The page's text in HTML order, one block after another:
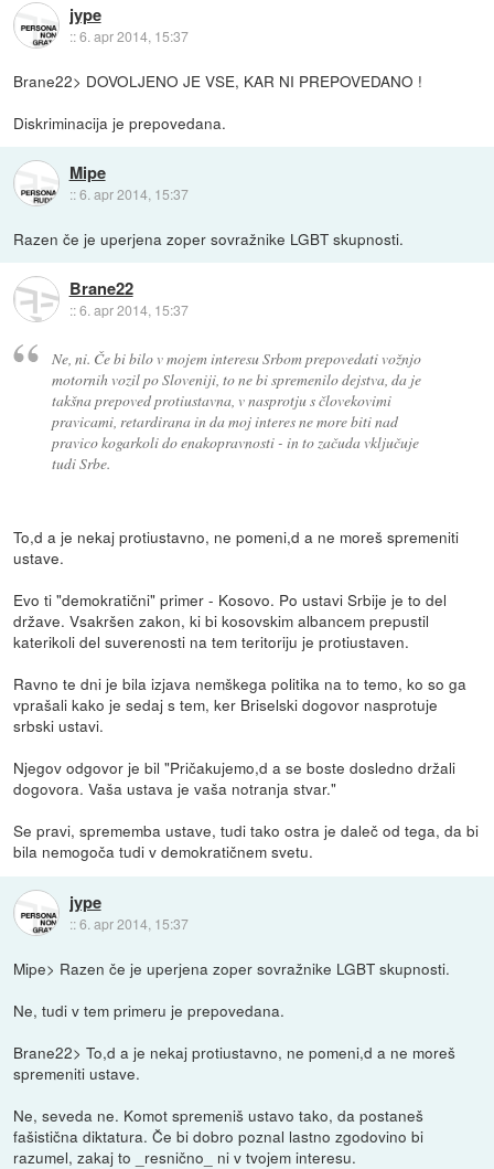
jype
::6. apr 2014, 15:37
Brane22> DOVOLJENO JE VSE, KAR NI PREPOVEDANO !
Diskriminacija je prepovedana.
Mipe
::6. apr 2014, 15:37
Razen če je uperjena zoper sovražnike LGBT skupnosti.
Brane22
::6. apr 2014, 15:37
Ne, ni. Če bi bilo v mojem interesu Srbom prepovedati vožnjo
motornih vozil po Sloveniji, to ne bi spremenilo dejstva, da je
takšna prepoved protiustavna, v nasprotju s človekovimi
pravicami, retardirana in da moj interes ne more biti nad
pravico kogarkoli do enakopravnosti - in to začuda vključuje
tudi Srbe.
To,d a je nekaj protiustavno, ne pomeni,d a ne moreš spremeniti
ustave.
Evo ti "demokratični" primer - Kosovo. Po ustavi Srbije je to del
države. Vsakršen zakon, ki bi kosovskim albancem prepustil
katerikoli del suverenosti na tem teritoriju je protiustaven.
Ravno te dni je bila izjava nemškega politika na to temo, ko so ga
vprašali kako je sedaj s tem, ker Briselski dogovor nasprotuje
srbski ustavi.
Njegov odgovor je bil "Pričakujemo,d a se boste dosledno držali
dogovora. Vaša ustava je vaša notranja stvar."
Se pravi, sprememba ustave, tudi tako ostra je daleč od tega, da bi
bila nemogoča tudi v demokratičnem svetu.
jype
::6. apr 2014, 15:37
Mipe> Razen če je uperjena zoper sovražnike LGBT skupnosti.
Ne, tudi v tem primeru je prepovedana.
Brane22> To,d a je nekaj protiustavno, ne pomeni,d a ne moreš
spremeniti ustave.
Ne, seveda ne. Komot spremeniš ustavo tako, da postaneš
fašistična diktatura. Če bi dobro poznal lastno zgodovino bi
razumel, zakaj to _resnično_ ni v tvojem interesu.